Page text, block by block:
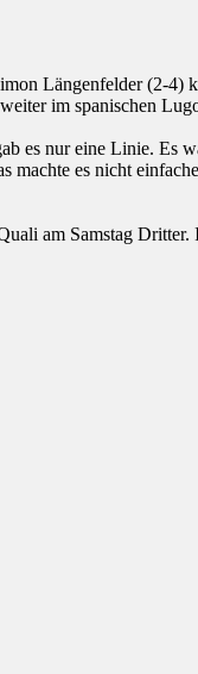
Längenfelder (2-4)
im spanischen
es nur eine Linie. Es
machte es nicht
am Samstag